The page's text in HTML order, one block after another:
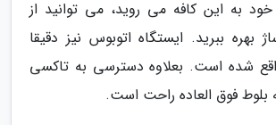
به این کافه می روید، می توانید از
بهره ببرید. ایستگاه اتوبوس نیز دقیقا
شده است. بعلاوه دسترسی به تاکسی
بلوط فوق العاده راحت است.